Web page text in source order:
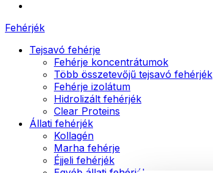
Fehérjék
Tejsavó fehérje
Fehérje koncentrátumok
Több összetevőjű tejsavó fehérjék
Fehérje izolátum
Hidrolizált fehérjék
Clear Proteins
Állati fehérjék
Kollagén
Marha fehérje
Éjjeli fehérjék